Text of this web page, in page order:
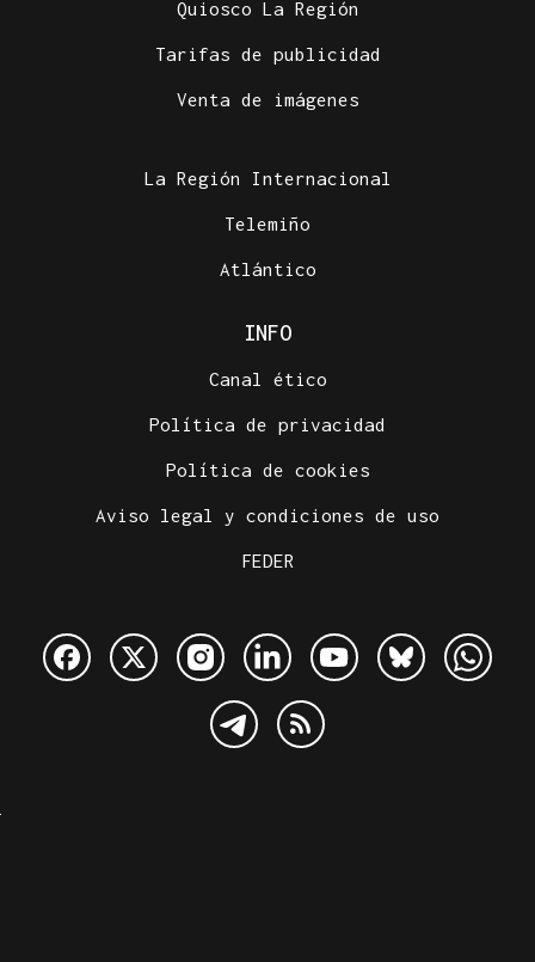
Quiosco La Región
Tarifas de publicidad
Venta de imágenes
La Región Internacional
Telemiño
Atlántico
INFO
Canal ético
Política de privacidad
Política de cookies
Aviso legal y condiciones de uso
FEDER